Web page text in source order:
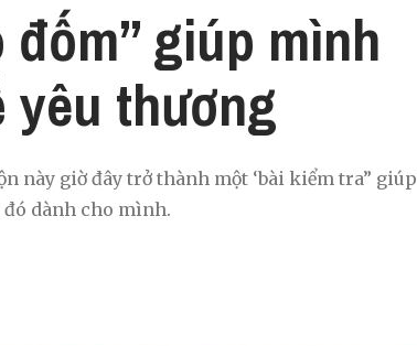
đốm” giúp mình
thương
này giờ đây trở thành một ‘bài kiểm tra” giúp
dành cho mình.